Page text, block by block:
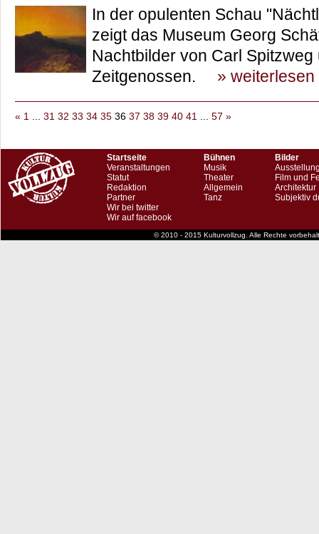
In der opulenten Schau
zeigt das Museum Georg
Nachtbilder von Carl Spitzweg
Zeitgenossen. » weiterlesen
« 1 ... 31 32 33 34 35 36 37 38 39 40 41 ... 57 »
Startseite
Veranstaltungen
Statut
Redaktion
Partner
Wir bei twitter
Wir auf facebook
Bühnen
Musik
Theater
Allgemein
Tanz
Bilder
Film und
Architektur
Subjektiv
© 2010 - 2015 Kulturvollzug. Alle Rechte